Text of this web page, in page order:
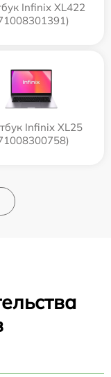
Infinix XL422
Infinix XL25